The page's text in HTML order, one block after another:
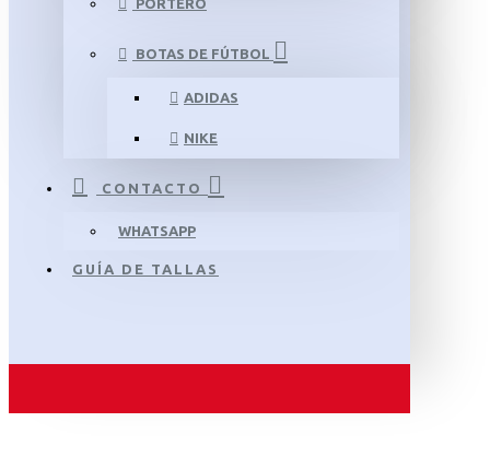
PORTERO
BOTAS DE FÚTBOL
ADIDAS
NIKE
CONTACTO
WHATSAPP
GUÍA DE TALLAS